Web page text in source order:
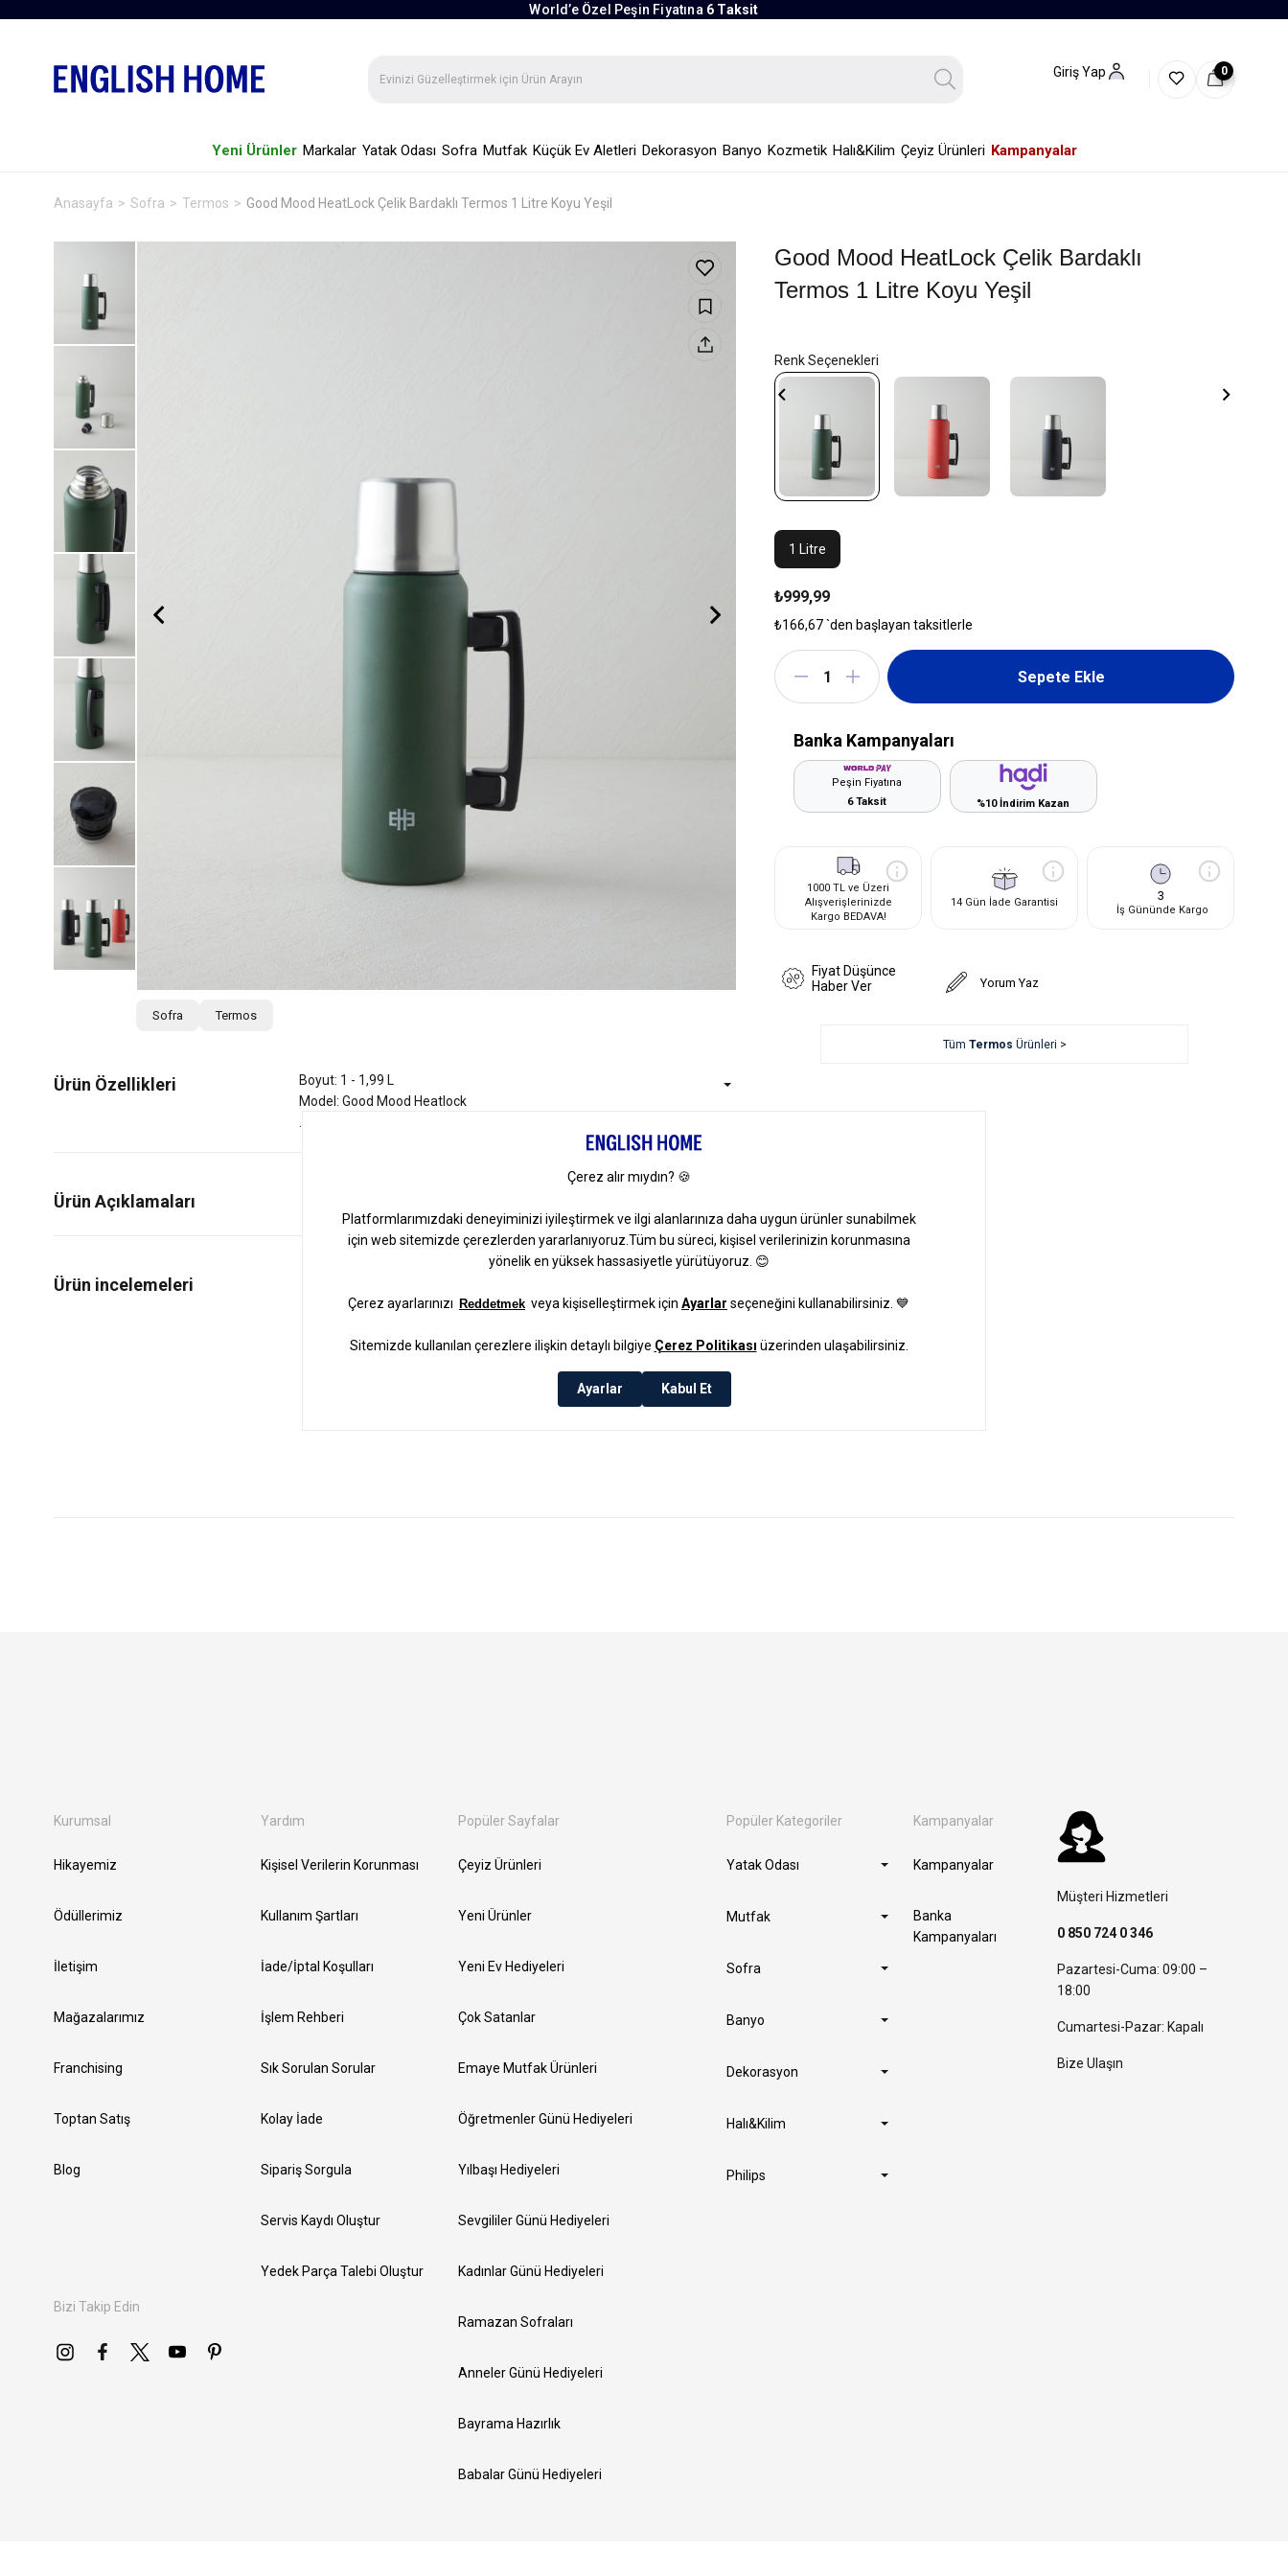
World’e Özel Peşin Fiyatına 6 Taksit
Giriş Yap 0
Yeni Ürünler Markalar Yatak Odası Sofra Mutfak Küçük Ev Aletleri Dekorasyon Banyo Kozmetik Halı&Kilim Çeyiz Ürünleri Kampanyalar
Anasayfa Sofra Termos Good Mood HeatLock Çelik Bardaklı Termos 1 Litre Koyu Yeşil
Sofra Termos
Ürün Özellikleri
Boyut: 1 - 1,99 L
Model: Good Mood Heatlock
Ürün Açıklamaları
Good Mood HeatLock Çelik Bardaklı
Termos 1 Litre Koyu Yeşil
1 Litre
₺999,99
₺166,67`den başlayan taksitlerle
Banka Kampanyaları
Peşin Fiyatına
6 Taksit
%10 İndirim Kazan
1000 TL ve Üzeri
Alışverişlerinizde
Kargo BEDAVA!
14 Gün İade Garantisi 3
İş Gününde Kargo
Fiyat Düşünce
Haber Ver
Yorum Yaz
Tüm Termos Ürünleri >
Kurumsal
Hikayemiz
Ödüllerimiz
İletişim
Mağazalarımız
Franchising
Toptan Satış
Blog
Bizi Takip Edin
Yardım
Kişisel Verilerin Korunması
Kullanım Şartları
İade/İptal Koşulları
İşlem Rehberi
Sık Sorulan Sorular
Kolay İade
Sipariş Sorgula
Servis Kaydı Oluştur
Yedek Parça Talebi Oluştur
Popüler Sayfalar
Çeyiz Ürünleri
Yeni Ürünler
Yeni Ev Hediyeleri
Çok Satanlar
Emaye Mutfak Ürünleri
Öğretmenler Günü Hediyeleri
Yılbaşı Hediyeleri
Sevgililer Günü Hediyeleri
Kadınlar Günü Hediyeleri
Ramazan Sofraları
Anneler Günü Hediyeleri
Bayrama Hazırlık
Babalar Günü Hediyeleri
Popüler Kategoriler
Yatak Odası
Mutfak
Sofra
Banyo
Dekorasyon
Halı&Kilim
Philips
Kampanyalar
Kampanyalar
Banka
Kampanyaları
Müşteri Hizmetleri
0 850 724 0 346
Pazartesi-Cuma: 09:00 –
18:00
Cumartesi-Pazar: Kapalı
Bize Ulaşın